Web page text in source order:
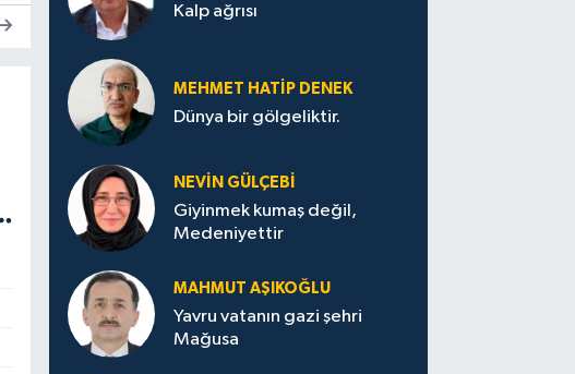
Kalp ağrısı
MEHMET HATİP DENEK
Dünya bir gölgeliktir.
NEVİN GÜLÇEBİ
Giyinmek kumaş değil,
Medeniyettir
MAHMUT AŞIKOĞLU
Yavru vatanın gazi şehri
Mağusa